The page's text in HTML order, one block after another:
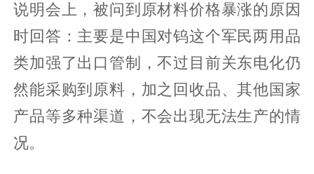
说明会上，被问到原材料价格暴涨的原因
时回答：主要是中国对钨这个军民两用品
类加强了出口管制，不过目前关东电化仍
然能采购到原料，加之回收品、其他国家
产品等多种渠道，不会出现无法生产的情
况。